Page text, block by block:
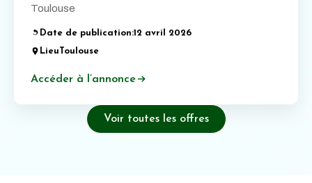
Toulouse
Date de publication:12 avril 2026
LieuToulouse
Accéder à l’annonce
Voir toutes les offres